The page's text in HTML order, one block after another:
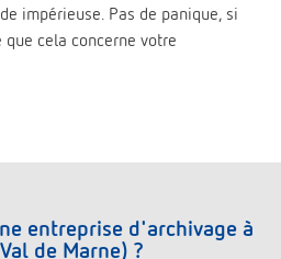
impérieuse. Pas de panique, si
cela concerne votre
entreprise d'archivage à
de Marne) ?